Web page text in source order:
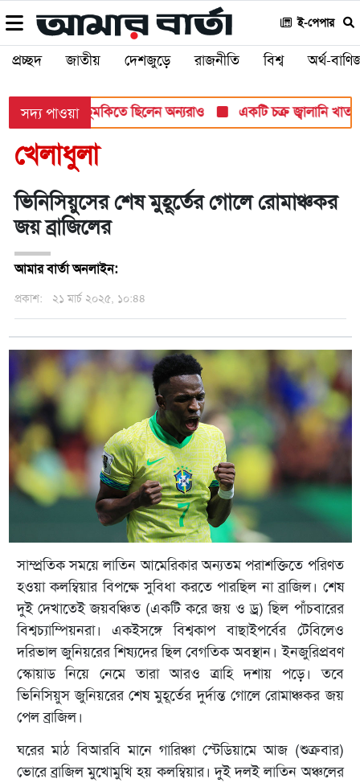
ই-পেপার
প্রচ্ছদ জাতীয় দেশজুড়ে রাজনীতি বিশ্ব অর্থ-
সদ্য পাওয়া
টার্গেট, হুমকিতে ছিলেন অন্যরাও একটি চক্র জ্বালানি খাতকে
খেলাধুলা
ভিনিসিয়ুসের শেষ মুহূর্তের গোলে রোমাঞ্চকর
জয় ব্রাজিলের
আমার বার্তা অনলাইন:
প্রকাশ: ২১ মার্চ ২০২৫, ১০:৪৪
সাম্প্রতিক সময়ে লাতিন আমেরিকার অন্যতম পরাশক্তিতে পরিণত
হওয়া কলম্বিয়ার বিপক্ষে সুবিধা করতে পারছিল না ব্রাজিল। শেষ
দুই দেখাতেই জয়বঞ্চিত (একটি করে জয় ও ড্র) ছিল পাঁচবারের
বিশ্বচ্যাম্পিয়নরা। একইসঙ্গে বিশ্বকাপ বাছাইপর্বের টেবিলেও
দরিভাল জুনিয়রের শিষ্যদের ছিল বেগতিক অবস্থান। ইনজুরিপ্রবণ
স্কোয়াড নিয়ে নেমে তারা আরও ত্রাহি দশায় পড়ে। তবে
ভিনিসিয়ুস জুনিয়রের শেষ মুহূর্তের দুর্দান্ত গোলে রোমাঞ্চকর জয়
পেল ব্রাজিল।
ঘরের মাঠ বিআরবি মানে গারিঞ্চা স্টেডিয়ামে আজ (শুক্রবার)
ভোরে ব্রাজিল মুখোমুখি হয় কলম্বিয়ার। দুই দলই লাতিন অঞ্চলের